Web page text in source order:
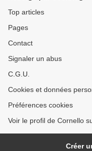
Top articles
Pages
Contact
Signaler un abus
C.G.U.
Cookies et données
Préférences cookies
Voir le profil de Cornello
Créer